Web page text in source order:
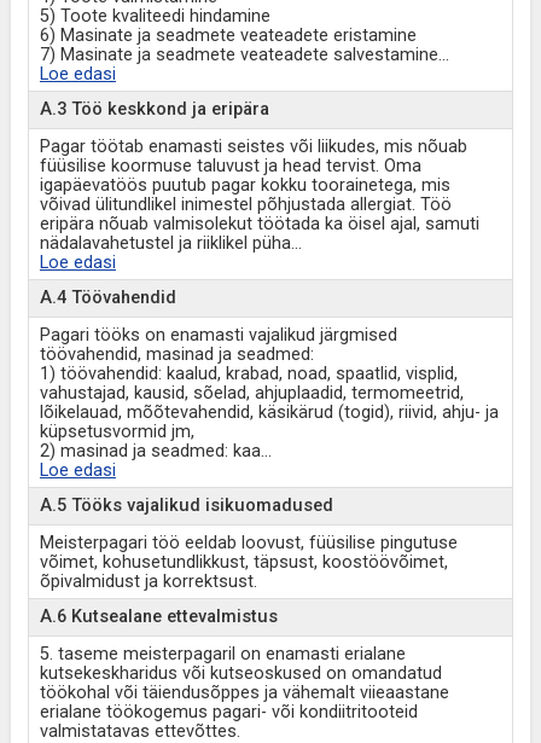
5) Toote kvaliteedi hindamine
6) Masinate ja seadmete veateadete eristamine
7) Masinate ja seadmete veateadete salvestamine...
Loe edasi
A.3 Töö keskkond ja eripära
Pagar töötab enamasti seistes või liikudes, mis nõuab
füüsilise koormuse taluvust ja head tervist. Oma
igapäevatöös puutub pagar kokku toorainetega, mis
võivad ülitundlikel inimestel põhjustada allergiat. Töö
eripära nõuab valmisolekut töötada ka öisel ajal, samuti
nädalavahetustel ja riiklikel püha...
Loe edasi
A.4 Töövahendid
Pagari tööks on enamasti vajalikud järgmised
töövahendid, masinad ja seadmed:
1) töövahendid: kaalud, krabad, noad, spaatlid, visplid,
vahustajad, kausid, sõelad, ahjuplaadid, termomeetrid,
lõikelauad, mõõtevahendid, käsikärud (togid), riivid, ahju- ja
küpsetusvormid jm,
2) masinad ja seadmed: kaa...
Loe edasi
A.5 Tööks vajalikud isikuomadused
Meisterpagari töö eeldab loovust, füüsilise pingutuse
võimet, kohusetundlikkust, täpsust, koostöövõimet,
õpivalmidust ja korrektsust.
A.6 Kutsealane ettevalmistus
5. taseme meisterpagaril on enamasti erialane
kutsekeskharidus või kutseoskused on omandatud
töökohal või täiendusõppes ja vähemalt viieaastane
erialane töökogemus pagari- või kondiitritooteid
valmistatavas ettevõttes.